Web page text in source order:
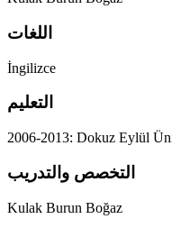
اللغات
İngilizce
التعليم
2006-2013: Dokuz Eylül
التخصص والتدريب
Kulak Burun Boğaz